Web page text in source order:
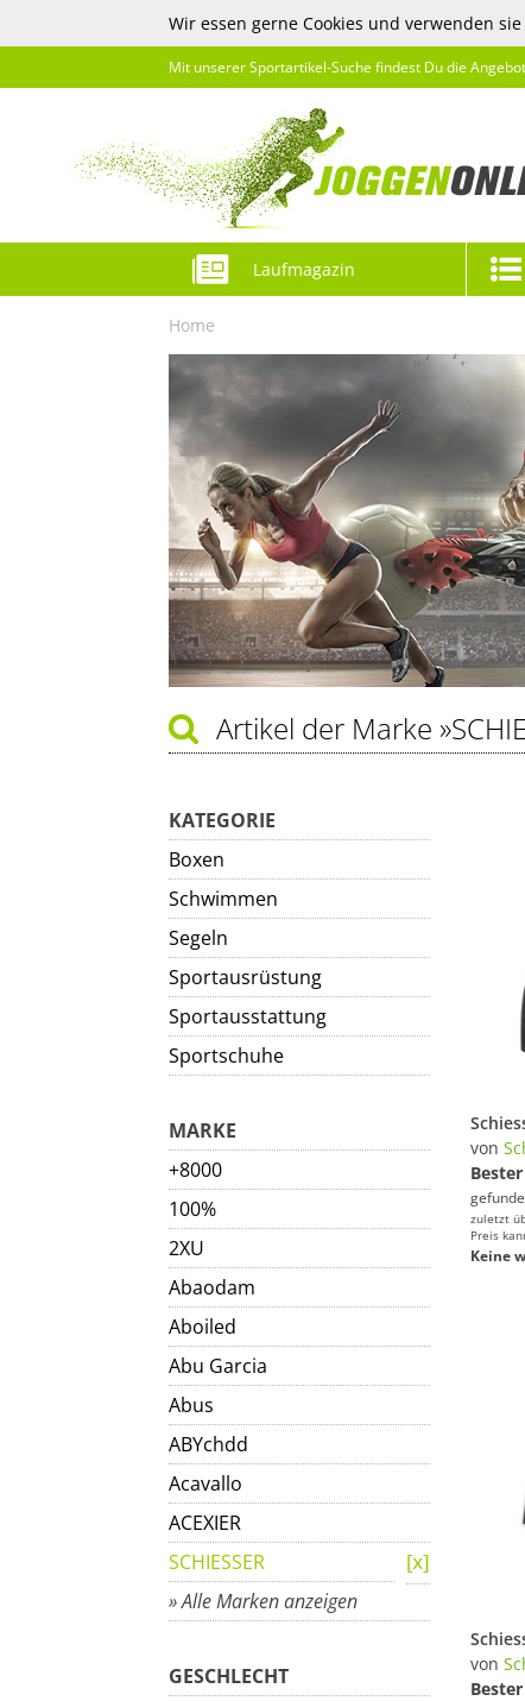
Wir essen gerne Cookies und verwenden
Mit unserer Sportartikel-Suche findest Du die
Laufmagazin
Home
Artikel der Marke
KATEGORIE
Boxen
Schwimmen
Segeln
Sportausrüstung
Sportausstattung
Sportschuhe
MARKE
+8000
100%
2XU
Abaodam
Aboiled
Abu Garcia
Abus
ABYchdd
Acavallo
ACEXIER
SCHIESSER
» Alle Marken anzeigen
GESCHLECHT
von
zuletzt
Preis
Keine
von